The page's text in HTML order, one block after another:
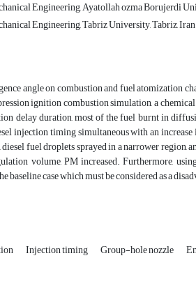
Engineering, Ayatollah ozma Borujerdi
Engineering, Tabriz University, Tabriz, Iran
angle on combustion and fuel atomization
ignition combustion simulation, a
delay duration, most of the fuel burnt in
injection timing simultaneous with an
fuel droplets sprayed in a narrower
volume, PM increased. Furthermore,
baseline case which must be considered as a
Injection timing Group-hole nozzle